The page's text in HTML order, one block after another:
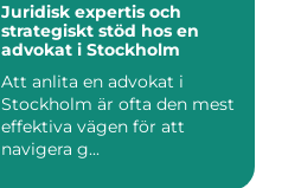
Juridisk expertis och
strategiskt stöd hos en
advokat i Stockholm
Att anlita en advokat i
Stockholm är ofta den mest
effektiva vägen för att
navigera g...